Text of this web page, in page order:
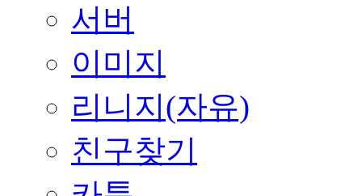
서버
이미지
리니지(자유)
친구찾기